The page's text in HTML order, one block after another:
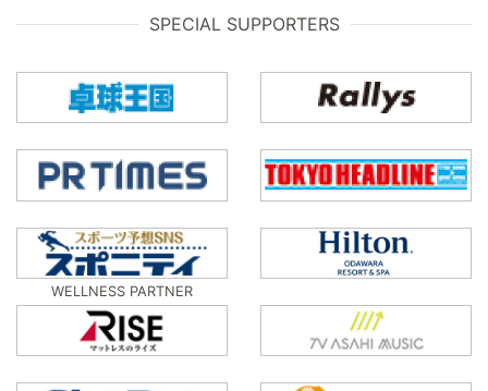
SPECIAL SUPPORTERS
WELLNESS PARTNER